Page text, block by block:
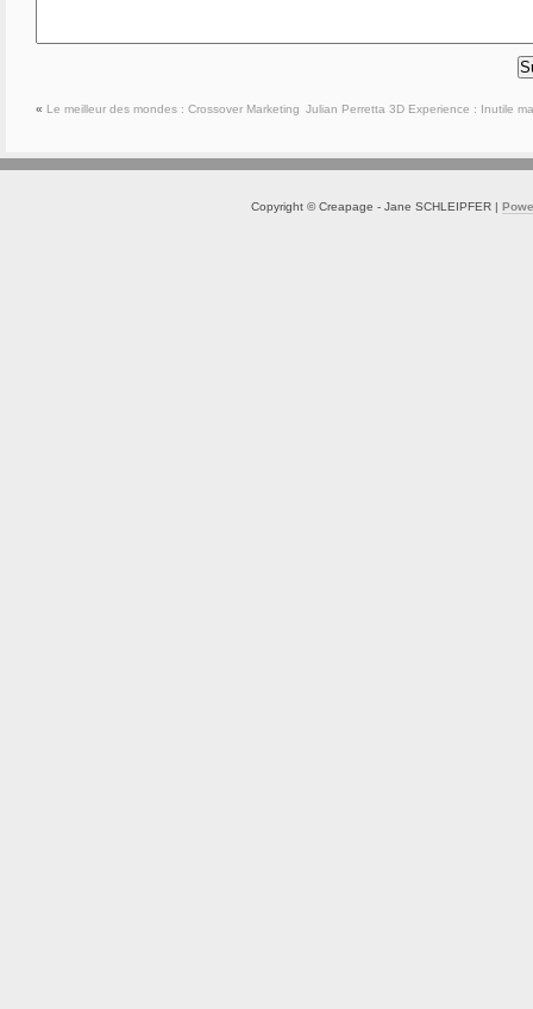
« Le meilleur des mondes : Crossover Marketing Julian Perretta 3D Experience : Inutile
Copyright © Creapage - Jane SCHLEIPFER |